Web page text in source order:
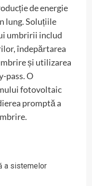
de energie
lung. Soluțiile
umbririi includ
îndepărtarea
și utilizarea
pass. O
fotovoltaic
promptă a
a sistemelor